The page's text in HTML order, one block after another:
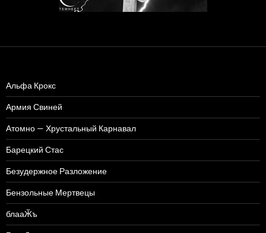
Альфа Крокс
Армия Свиней
Атомно — Хрустальный Карнавал
Барецкий Стас
Безудержное Разложение
Бензольные Мертвецы
блааӁъ